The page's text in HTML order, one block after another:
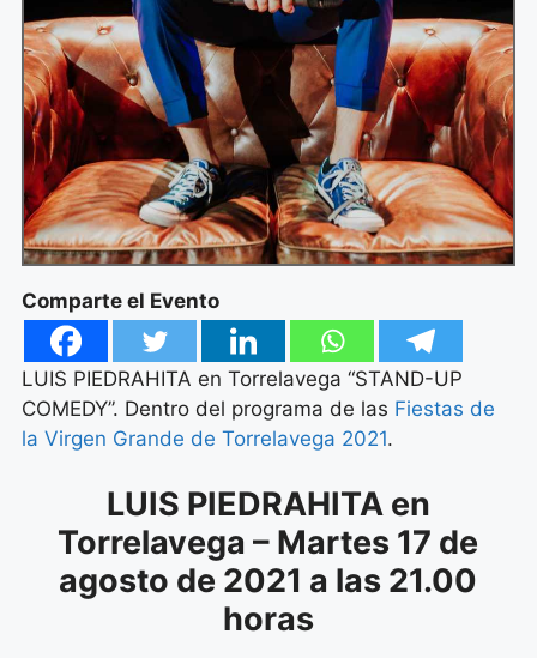
Comparte el Evento
LUIS PIEDRAHITA en Torrelavega “STAND-UP
COMEDY”. Dentro del programa de las Fiestas de
la Virgen Grande de Torrelavega 2021.
LUIS PIEDRAHITA en
Torrelavega – Martes 17 de
agosto de 2021 a las 21.00
horas